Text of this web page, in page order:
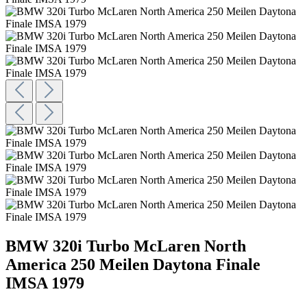
BMW 320i Turbo McLaren North
America 250 Meilen Daytona Finale
IMSA 1979